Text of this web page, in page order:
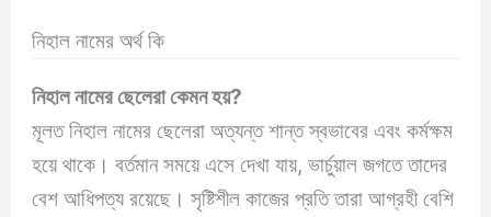
নিহাল নামের অর্থ কি
নিহাল নামের ছেলেরা কেমন হয়?
মূলত নিহাল নামের ছেলেরা অত্যন্ত শান্ত স্বভাবের এবং কর্মক্ষম
হয়ে থাকে। বর্তমান সময়ে এসে দেখা যায়, ভার্চুয়াল জগতে তাদের
বেশ আধিপত্য রয়েছে। সৃষ্টিশীল কাজের প্রতি তারা আগ্রহী বেশি